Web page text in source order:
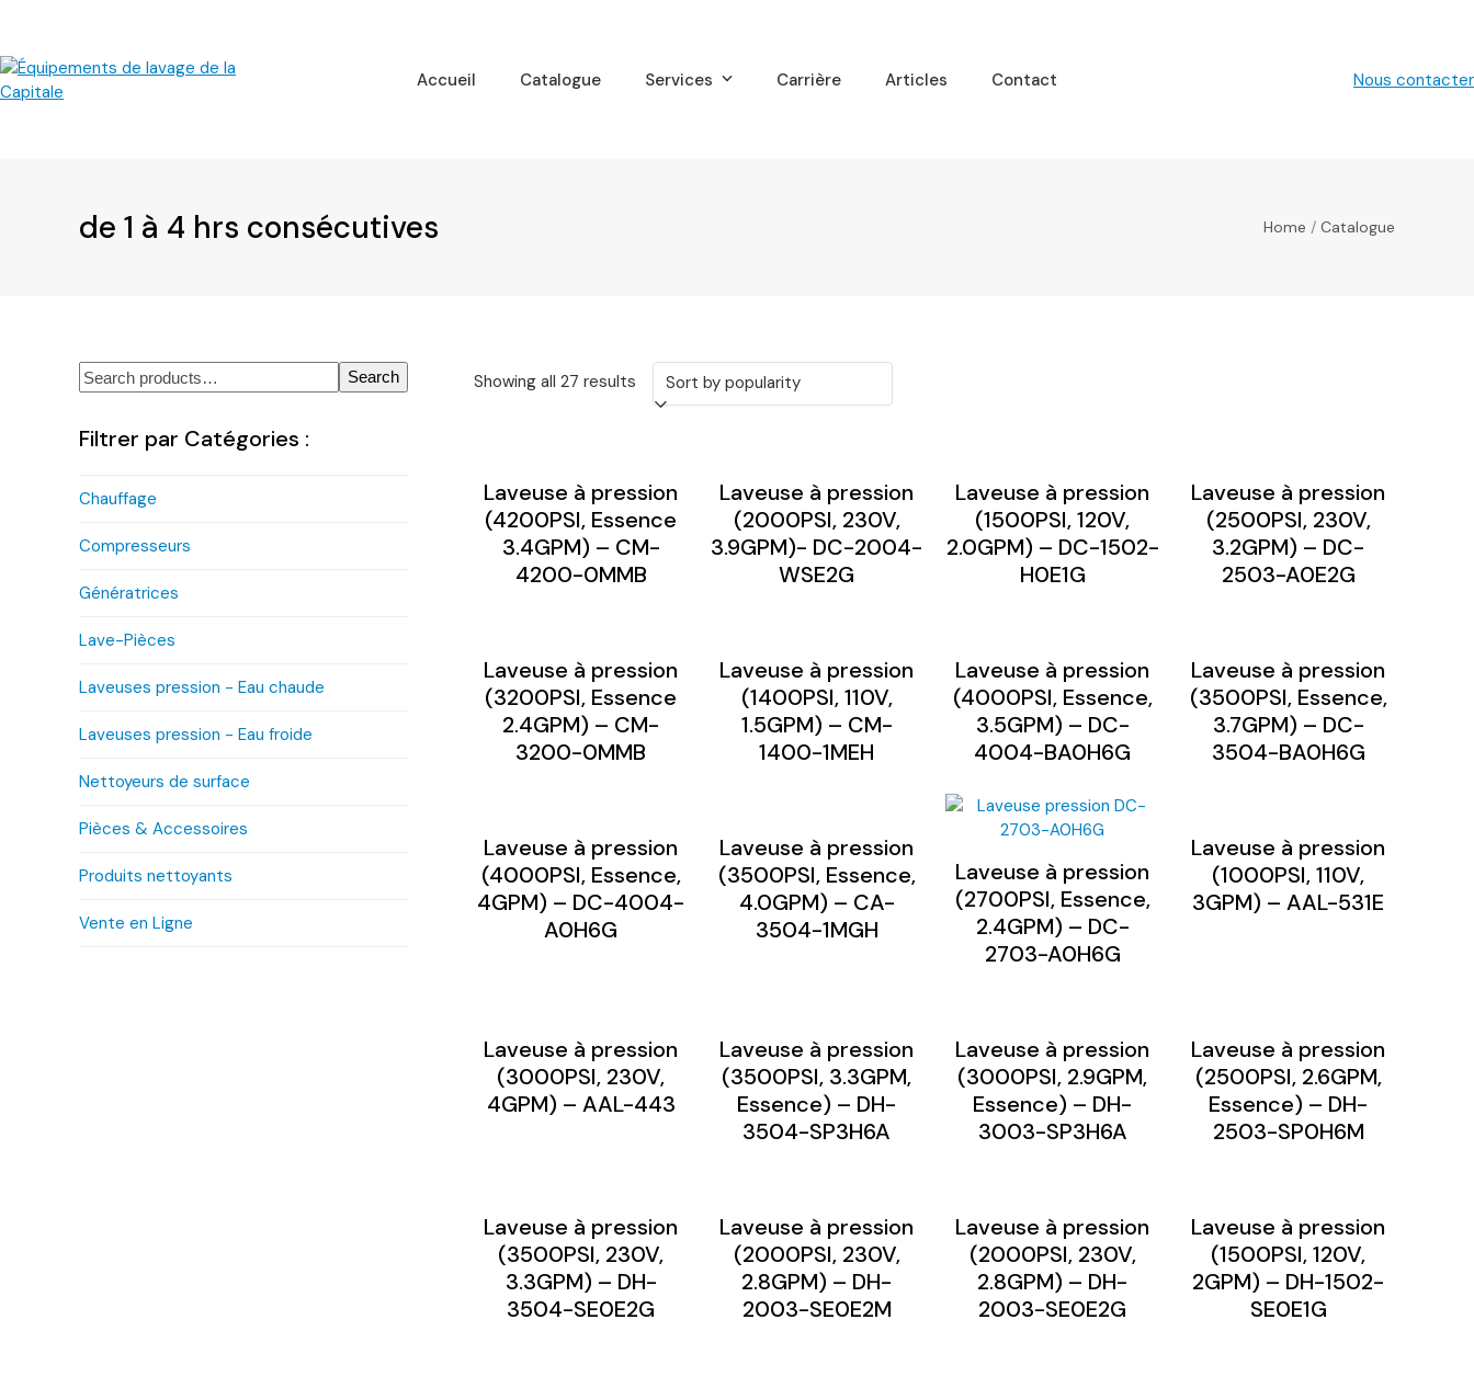
content
Accueil
Catalogue Services Carrière Articles Contact Nous contacter
de 1 à 4 hrs consécutives Home / Catalogue
Search
Filtrer par Catégories :
Chauffage
Compresseurs
Génératrices
Lave-Pièces
Laveuses pression - Eau chaude
Laveuses pression - Eau froide
Nettoyeurs de surface
Pièces & Accessoires
Produits nettoyants
Vente en Ligne
Showing all 27 results Sorted
Laveuse à pression
(4200PSI, Essence
3.4GPM) – CM-
4200-0MMB
Laveuse à pression
(2000PSI, 230V,
3.9GPM)- DC-2004-
WSE2G
Laveuse à pression
(1500PSI, 120V,
2.0GPM) – DC-1502-
H0E1G
Laveuse à pression
(2500PSI, 230V,
3.2GPM) – DC-
2503-A0E2G
Laveuse à pression
(3200PSI, Essence
2.4GPM) – CM-
3200-0MMB
Laveuse à pression
(1400PSI, 110V,
1.5GPM) – CM-
1400-1MEH
Laveuse à pression
(4000PSI, Essence,
3.5GPM) – DC-
4004-BA0H6G
Laveuse à pression
(3500PSI, Essence,
3.7GPM) – DC-
3504-BA0H6G
Laveuse à pression
(4000PSI, Essence,
4GPM) – DC-4004-
A0H6G
Laveuse à pression
(3500PSI, Essence,
4.0GPM) – CA-
3504-1MGH
Laveuse à pression
(2700PSI, Essence,
2.4GPM) – DC-
2703-A0H6G
Laveuse à pression
(1000PSI, 110V,
3GPM) – AAL-531E
Laveuse à pression
(3000PSI, 230V,
4GPM) – AAL-443
Laveuse à pression
(3500PSI, 3.3GPM,
Essence) – DH-
3504-SP3H6A
Laveuse à pression
(3000PSI, 2.9GPM,
Essence) – DH-
3003-SP3H6A
Laveuse à pression
(2500PSI, 2.6GPM,
Essence) – DH-
2503-SP0H6M
Laveuse à pression
(3500PSI, 230V,
3.3GPM) – DH-
3504-SE0E2G
Laveuse à pression
(2000PSI, 230V,
2.8GPM) – DH-
2003-SE0E2M
Laveuse à pression
(2000PSI, 230V,
2.8GPM) – DH-
2003-SE0E2G
Laveuse à pression
(1500PSI, 120V,
2GPM) – DH-1502-
SE0E1G